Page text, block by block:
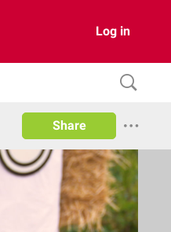
Log in
Share